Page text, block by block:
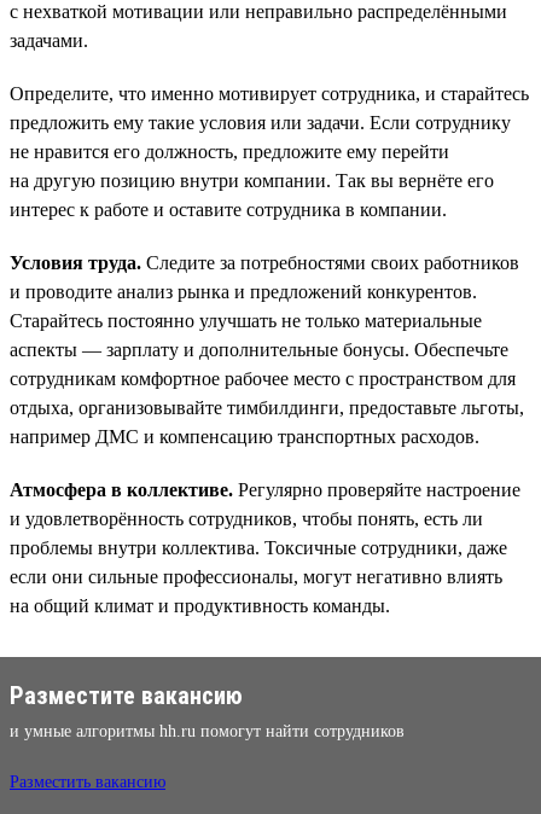
с нехваткой мотивации или неправильно распределёнными
задачами.
Определите, что именно мотивирует сотрудника, и старайтесь
предложить ему такие условия или задачи. Если сотруднику
не нравится его должность, предложите ему перейти
на другую позицию внутри компании. Так вы вернёте его
интерес к работе и оставите сотрудника в компании.
Условия труда. Следите за потребностями своих работников
и проводите анализ рынка и предложений конкурентов.
Старайтесь постоянно улучшать не только материальные
аспекты — зарплату и дополнительные бонусы. Обеспечьте
сотрудникам комфортное рабочее место с пространством для
отдыха, организовывайте тимбилдинги, предоставьте льготы,
например ДМС и компенсацию транспортных расходов.
Атмосфера в коллективе. Регулярно проверяйте настроение
и удовлетворённость сотрудников, чтобы понять, есть ли
проблемы внутри коллектива. Токсичные сотрудники, даже
если они сильные профессионалы, могут негативно влиять
на общий климат и продуктивность команды.
Разместите вакансию
и умные алгоритмы hh.ru помогут найти сотрудников
Разместить вакансию